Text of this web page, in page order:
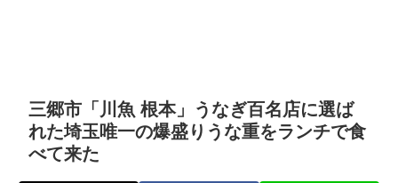
三郷市「川魚 根本」うなぎ百名店に選ば
れた埼玉唯一の爆盛りうな重をランチで食
べて来た